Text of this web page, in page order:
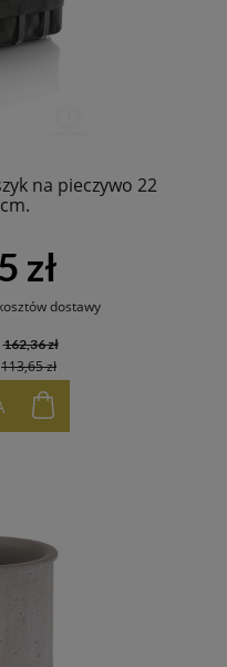
na pieczywo 22
zł
dostawy
162,36 zł
113,65 zł